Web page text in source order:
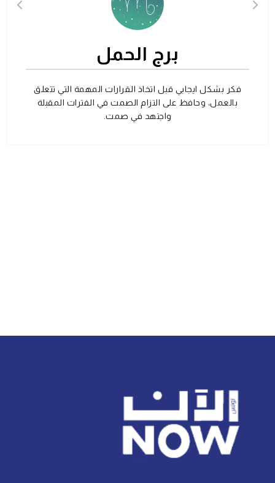
برج الحمل
فكر بشكل ايجابي قبل اتخاذ القرارات المهمة التي تتعلق
بالعمل، وحافظ على التزام الصمت في الفترات المقبلة
واجتهد في صمت.